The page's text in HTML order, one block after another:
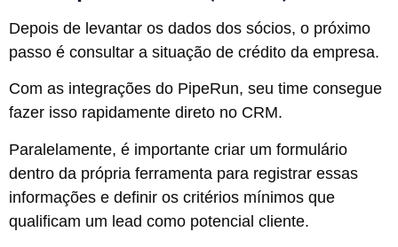
Depois de levantar os dados dos sócios, o próximo
passo é consultar a situação de crédito da empresa.
Com as integrações do PipeRun, seu time consegue
fazer isso rapidamente direto no CRM.
Paralelamente, é importante criar um formulário
dentro da própria ferramenta para registrar essas
informações e definir os critérios mínimos que
qualificam um lead como potencial cliente.